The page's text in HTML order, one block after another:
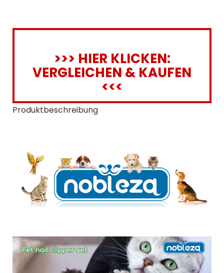
>>> HIER KLICKEN:
VERGLEICHEN & KAUFEN
<<<
Produktbeschreibung